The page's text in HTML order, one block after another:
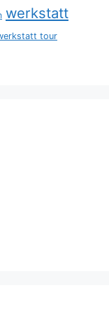
werkstatt
tour